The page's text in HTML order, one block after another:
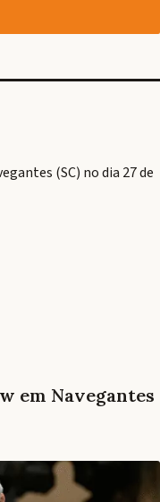
em Navegantes